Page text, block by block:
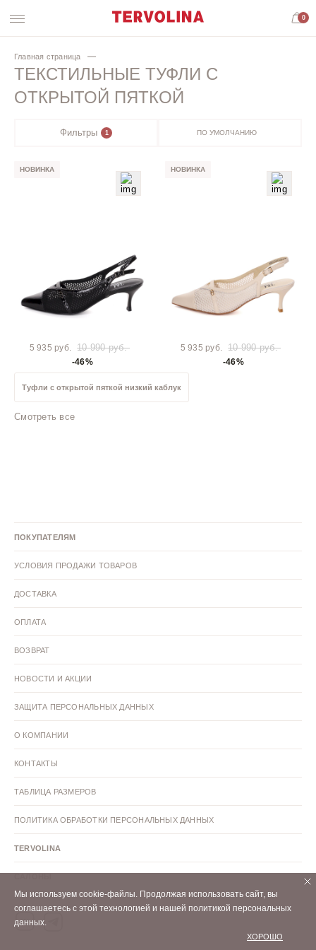
0
Главная страница
ТЕКСТИЛЬНЫЕ ТУФЛИ С
ОТКРЫТОЙ ПЯТКОЙ
Фильтры 1 ПО УМОЛЧАНИЮ
НОВИНКА
5 935 руб. 10 990 руб.
-46%
НОВИНКА
5 935 руб. 10 990 руб.
-46%
Туфли с открытой пяткой низкий каблук
Розовые туфли с открытой пяткой
Зеленые туфли с открытой пяткой
Голубые туфли с открытой пяткой
Белые туфли с открытой пяткой
Бежевые туфли с открытой пяткой
Лаковый туфли с открытой пяткой
Кожаные туфли с открытой пяткой
Туфли с открытой пяткой искусственная кожа
Туфли с открытой пяткой 40 размер
Смотреть все
ПОКУПАТЕЛЯМ
УСЛОВИЯ ПРОДАЖИ ТОВАРОВ
ДОСТАВКА
ОПЛАТА
ВОЗВРАТ
НОВОСТИ И АКЦИИ
ЗАЩИТА ПЕРСОНАЛЬНЫХ ДАННЫХ
О КОМПАНИИ
КОНТАКТЫ
ТАБЛИЦА РАЗМЕРОВ
ПОЛИТИКА ОБРАБОТКИ ПЕРСОНАЛЬНЫХ ДАННЫХ
TERVOLINA
Мы используем cookie-файлы. Продолжая использовать сайт, вы
соглашаетесь с этой технологией и нашей политикой персональных
данных.
ХОРОШО